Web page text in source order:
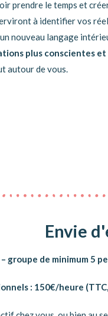
prendre le temps et
à identifier vos
nouveau langage
plus conscientes et
autour de vous.
Envie
groupe de minimum 5
: 150€/heure